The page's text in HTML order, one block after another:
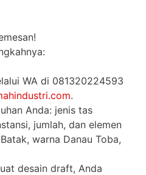
WA di 081320224593
.
Anda: jenis tas
jumlah, dan elemen
warna Danau Toba,
desain draft, Anda